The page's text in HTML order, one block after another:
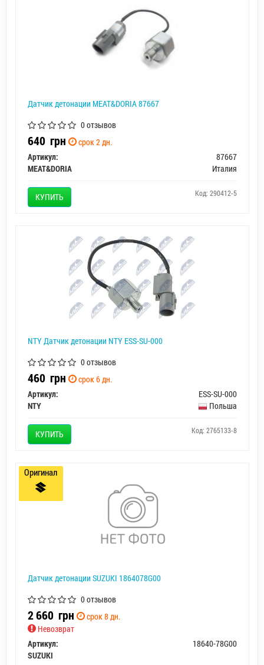
Датчик детонации MEAT&DORIA 87667
0 отзывов
640 грн
срок 2 дн.
Артикул:
87667
MEAT&DORIA
Италия
КУПИТЬ Код: 290412-5
NTY Датчик детонации NTY ESS-SU-000
0 отзывов
460 грн
срок 6 дн.
Артикул:
ESS-SU-000
NTY
Польша
КУПИТЬ Код: 2765133-8
Датчик детонации SUZUKI 1864078G00
0 отзывов
2 660 грн
срок 8 дн.
Невозврат
Артикул:
18640-78G00
SUZUKI
Оригинал